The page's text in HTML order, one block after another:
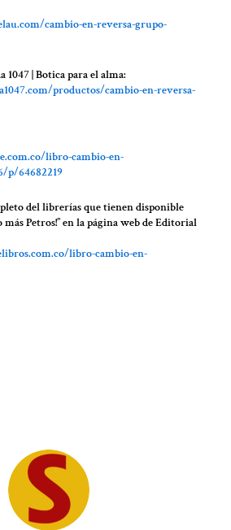
cambio-en-reversa-grupo-
| Botica para el alma:
productos/cambio-en-reversa-
libro-cambio-en-
p/64682219
del librerías que tienen disponible
más Petros!” en la página web de Editorial
libro-cambio-en-
№ 5 del Periódico SOBERANÍA,
Periódico SOBERANÍA, aquí